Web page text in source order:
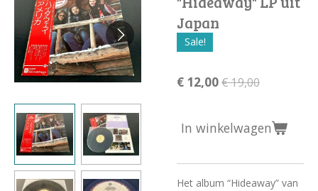
Japan
Sale!
€ 12,00€ 19,00
In winkelwagen
Het album “Hideaway” van